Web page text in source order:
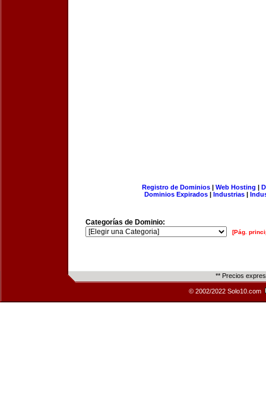
Registro de Dominios| Web Hosting |
Dominios Expirados | Industrias |
Categorías de Dominio:
[Pág.
** Precios
© 2002/2022 Solo10.com